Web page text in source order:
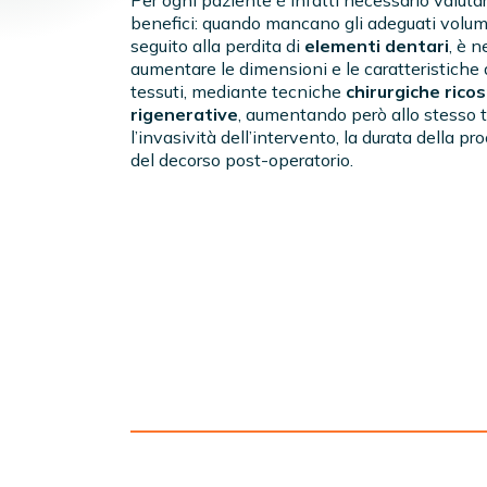
benefici: quando mancano gli adeguati
seguito alla perdita di elementi dentari, è
aumentare le dimensioni e le caratteristiche
tessuti, mediante tecniche chirurgiche
rigenerative, aumentando però allo stesso
l’invasività dell’intervento, la durata della
del decorso post-operatorio.